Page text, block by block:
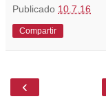
Publicado 10.7.16
Compartir
‹